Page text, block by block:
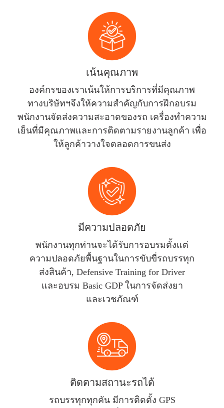
เน้นคุณภาพ
องค์กรของเราเน้นให้การบริการที่มีคุณภาพ
ทางบริษัทฯจึงให้ความสำคัญกับการฝึกอบรม
พนักงานจัดส่งความสะอาดของรถ เครื่องทำความ
เย็นที่มีคุณภาพและการติดตามรายงานลูกค้า เพื่อ
ให้ลูกค้าวางใจตลอดการขนส่ง
มีความปลอดภัย
พนักงานทุกท่านจะได้รับการอบรมตั้งแต่
ความปลอดภัยพื้นฐานในการขับขี่รถบรรทุก
ส่งสินค้า, Defensive Training for Driver
และอบรม Basic GDP ในการจัดส่งยา
และเวชภัณฑ์
ติดตามสถานะรถได้
รถบรรทุกทุกคัน มีการติดตั้ง GPS